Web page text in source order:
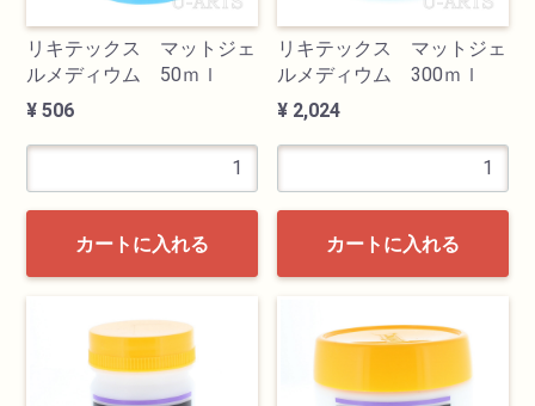
リキテックス マットジェ
ルメディウム 50ｍｌ
¥ 506
カートに入れる
リキテックス マットジェ
ルメディウム 300ｍｌ
¥ 2,024
カートに入れる